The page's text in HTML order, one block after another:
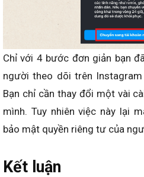
Chỉ với 4 bước đơn giản bạn
người theo dõi trên
Bạn chỉ cần thay đổi một vài
mình. Tuy nhiên việc này lại
bảo mật quyền riêng tư của
Kết luận